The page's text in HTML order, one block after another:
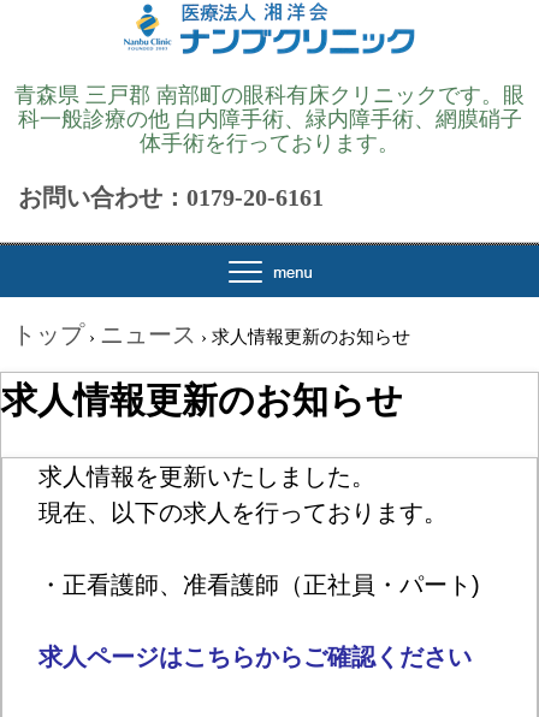
青森県 三戸郡 南部町の眼科有床クリニックです。眼
科一般診療の他 白内障手術、緑内障手術、網膜硝子
体手術を行っております。
お問い合わせ：0179-20-6161
トップ › ニュース › 求人情報更新のお知らせ
求人情報更新のお知らせ
求人情報を更新いたしました。
現在、以下の求人を行っております。
・正看護師、准看護師（正社員・パート)
求人ページはこちらからご確認ください